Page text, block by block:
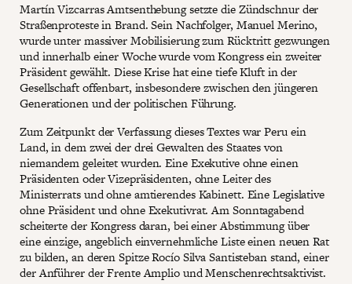
Martín Vizcarras Amtsenthebung setzte die Zündschnur der
Straßenproteste in Brand. Sein Nachfolger, Manuel Merino,
wurde unter massiver Mobilisierung zum Rücktritt gezwungen
und innerhalb einer Woche wurde vom Kongress ein zweiter
Präsident gewählt. Diese Krise hat eine tiefe Kluft in der
Gesellschaft offenbart, insbesondere zwischen den jüngeren
Generationen und der politischen Führung.
Zum Zeitpunkt der Verfassung dieses Textes war Peru ein
Land, in dem zwei der drei Gewalten des Staates von
niemandem geleitet wurden. Eine Exekutive ohne einen
Präsidenten oder Vizepräsidenten, ohne Leiter des
Ministerrats und ohne amtierendes Kabinett. Eine Legislative
ohne Präsident und ohne Exekutivrat. Am Sonntagabend
scheiterte der Kongress daran, bei einer Abstimmung über
eine einzige, angeblich einvernehmliche Liste einen neuen Rat
zu bilden, an deren Spitze Rocío Silva Santisteban stand, einer
der Anführer der Frente Amplio und Menschenrechtsaktivist.